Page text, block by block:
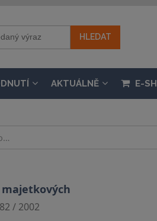
AKTUÁLNĚ E-
/ 2002